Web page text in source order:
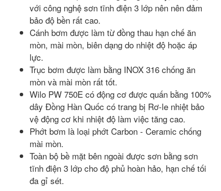
với công nghệ sơn tĩnh điện 3 lớp nên nên đảm
bảo độ bền rất cao.
Cánh bơm được làm từ đồng thau hạn chế ăn
mòn, mài mòn, biên dạng do nhiệt độ hoặc áp
lực.
Trục bơm được làm bằng INOX 316 chống ăn
mòn và mài mòn rất tốt.
Wilo PW 750E có động cơ được quấn bằng 100%
dây Đồng Hàn Quốc có trang bị Rơ-le nhiệt bảo
vệ động cơ khi nhiệt độ làm việc tăng cao.
Phớt bơm là loại phớt Carbon - Ceramic chống
mài mòn.
Toàn bộ bề mặt bên ngoài được sơn bằng sơn
tĩnh điện 3 lớp cho độ phủ hoàn hảo, hạn chế tối
đa gỉ sét.